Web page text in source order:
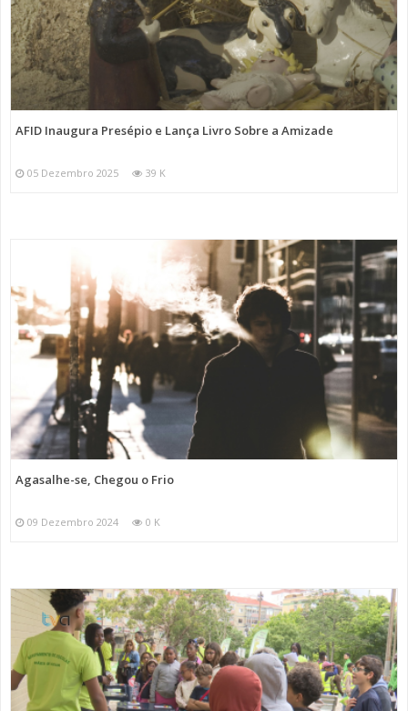
AFID Inaugura Presépio e Lança Livro Sobre a Amizade
05 Dezembro 2025 39 K
Agasalhe-se, Chegou o Frio
09 Dezembro 2024 0 K